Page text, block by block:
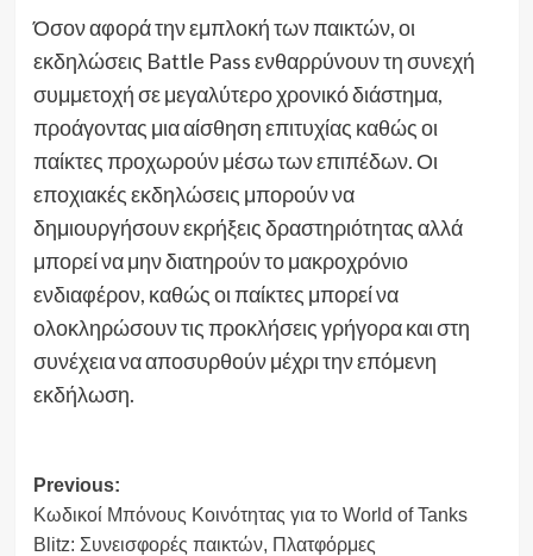
Όσον αφορά την εμπλοκή των παικτών, οι
εκδηλώσεις Battle Pass ενθαρρύνουν τη συνεχή
συμμετοχή σε μεγαλύτερο χρονικό διάστημα,
προάγοντας μια αίσθηση επιτυχίας καθώς οι
παίκτες προχωρούν μέσω των επιπέδων. Οι
εποχιακές εκδηλώσεις μπορούν να
δημιουργήσουν εκρήξεις δραστηριότητας αλλά
μπορεί να μην διατηρούν το μακροχρόνιο
ενδιαφέρον, καθώς οι παίκτες μπορεί να
ολοκληρώσουν τις προκλήσεις γρήγορα και στη
συνέχεια να αποσυρθούν μέχρι την επόμενη
εκδήλωση.
Post
navigation
Previous:
Κωδικοί Μπόνους Κοινότητας για το World of Tanks
Blitz: Συνεισφορές παικτών, Πλατφόρμες